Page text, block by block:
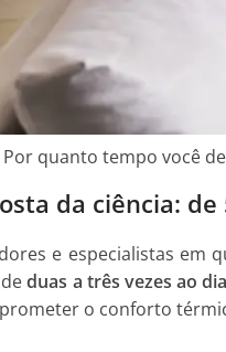
Por quanto tempo você
da ciência:
e especialistas em
deduas a três vezes ao dia
o conforto